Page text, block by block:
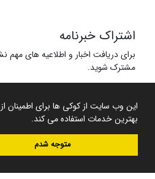
این وب سایت از کوکی ها برای اطمینان از
بهترین خدمات استفاده می کند.
متوجه شدم
اشتراک خبرنامه
برای دریافت اخبار و اطلاعیه های مهم
مشترک شوید.
سامانه مدیریت نشریات علمی.طراحی و